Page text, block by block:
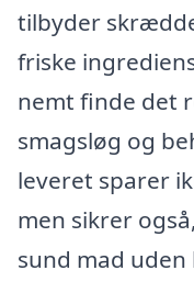
tilbyder
friske
nemt finde det
smagsløg og
leveret sparer
men sikrer
sund mad uden